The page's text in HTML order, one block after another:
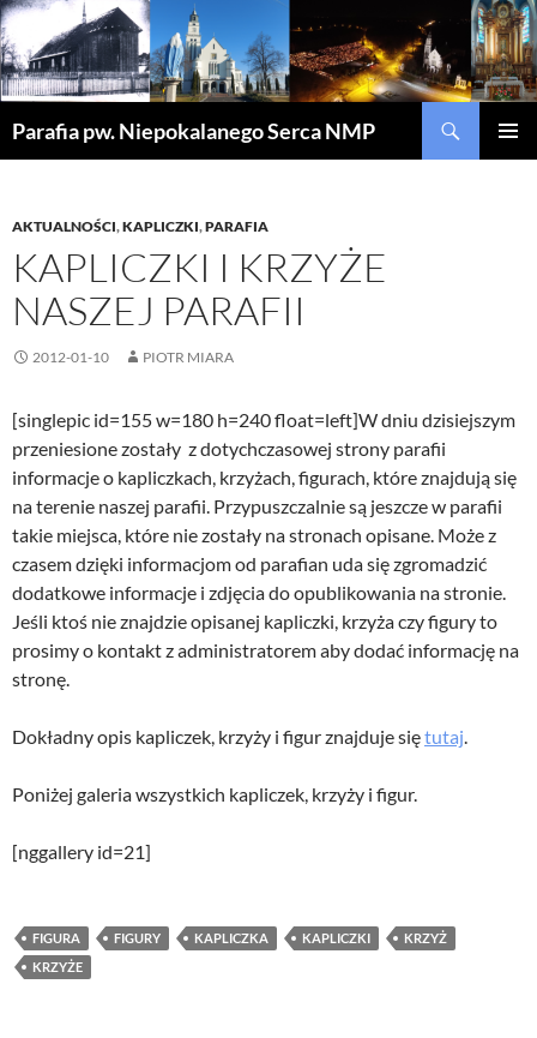
Parafia pw. Niepokalanego Serca NMP
AKTUALNOŚCI,KAPLICZKI,PARAFIA
KAPLICZKI I KRZYŻE
NASZEJ PARAFII
2012-01-10 PIOTR MIARA
[singlepic id=155 w=180 h=240 float=left]W dniu dzisiejszym
przeniesione zostały z dotychczasowej strony parafii
informacje o kapliczkach, krzyżach, figurach, które znajdują się
na terenie naszej parafii. Przypuszczalnie są jeszcze w parafii
takie miejsca, które nie zostały na stronach opisane. Może z
czasem dzięki informacjom od parafian uda się zgromadzić
dodatkowe informacje i zdjęcia do opublikowania na stronie.
Jeśli ktoś nie znajdzie opisanej kapliczki, krzyża czy figury to
prosimy o kontakt z administratorem aby dodać informację na
stronę.
Dokładny opis kapliczek, krzyży i figur znajduje siętutaj.
Poniżej galeria wszystkich kapliczek, krzyży i figur.
[nggallery id=21]
FIGURA FIGURY KAPLICZKA KAPLICZKI
KRZYŻ
KRZYŻE